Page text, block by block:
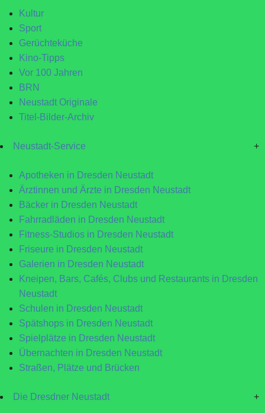
Kultur
Sport
Gerüchteküche
Kino-Tipps
Vor 100 Jahren
BRN
Neustadt Originale
Titel-Bilder-Archiv
Neustadt-Service +
Apotheken in Dresden Neustadt
Ärztinnen und Ärzte in Dresden Neustadt
Bäcker in Dresden Neustadt
Fahrradläden in Dresden Neustadt
Fitness-Studios in Dresden Neustadt
Friseure in Dresden Neustadt
Galerien in Dresden Neustadt
Kneipen, Bars, Cafés, Clubs und Restaurants in Dresden
Neustadt
Schulen in Dresden Neustadt
Spätshops in Dresden Neustadt
Spielplätze in Dresden Neustadt
Übernachten in Dresden Neustadt
Straßen, Plätze und Brücken
Die Dresdner Neustadt +